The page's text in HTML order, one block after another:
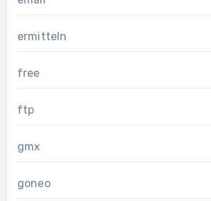
ermitteln
free
ftp
gmx
goneo